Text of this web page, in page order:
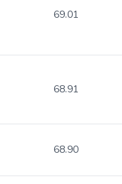
69.01
68.91
68.90